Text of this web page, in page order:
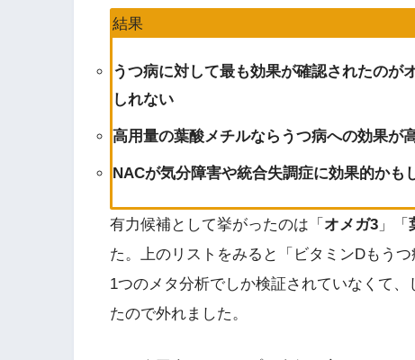
結果
うつ病に対して最も効果が確認されたのが
しれない
高用量の葉酸メチルならうつ病への効果が
NACが気分障害や統合失調症に効果的か
有力候補として挙がったのは「 オメガ3 」「
た。上のリストをみると「ビタミンDもう
1つのメタ分析でしか検証されていなくて
たので外れました。